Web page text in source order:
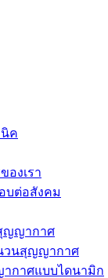
นิค
องเรา
บต่อสังคม
ญญากาศ
วนสุญญากาศ
กาศแบบไดนามิก